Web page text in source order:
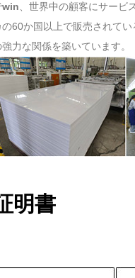
win 、世界中の顧客にサー
の60か国以上で販売されて
力な関係を築いています。
明書